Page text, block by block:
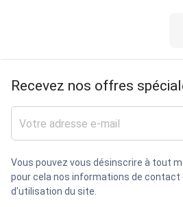
Recevez nos offres
Vous pouvez vous désinscrire à tout
pour cela nos informations de contact
d'utilisation du site.